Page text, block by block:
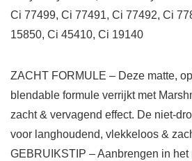
Ci 77499, Ci 77491, Ci 77492, Ci
15850, Ci 45410, Ci 19140
ZACHT FORMULE – Deze matte,
blendable formule verrijkt met
zacht & vervagend effect. De niet-
voor langhoudend, vlekkeloos &
GEBRUIKSTIP – Aanbrengen in het